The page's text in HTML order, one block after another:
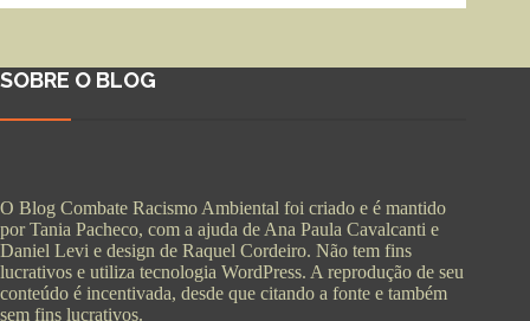
SOBRE O BLOG
O Blog Combate Racismo Ambiental foi criado e é mantido
por Tania Pacheco, com a ajuda de Ana Paula Cavalcanti e
Daniel Levi e design de Raquel Cordeiro. Não tem fins
lucrativos e utiliza tecnologia WordPress. A reprodução de seu
conteúdo é incentivada, desde que citando a fonte e também
sem fins lucrativos.